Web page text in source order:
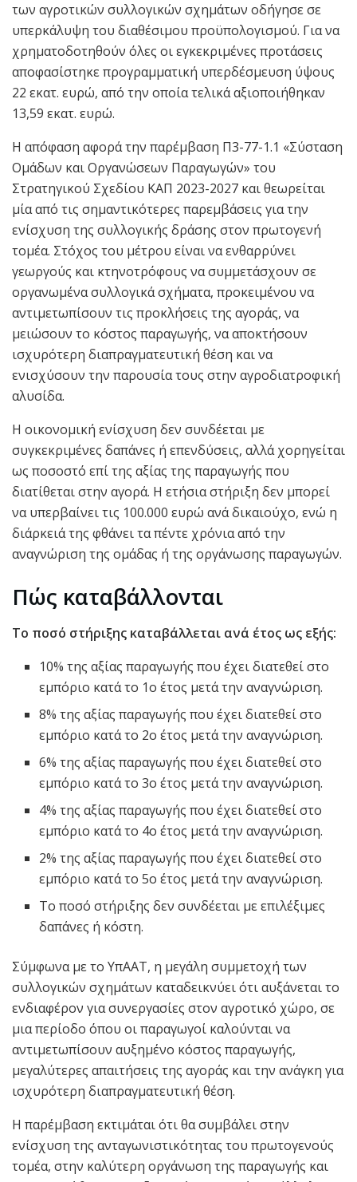
των αγροτικών συλλογικών σχημάτων οδήγησε σε
υπερκάλυψη του διαθέσιμου προϋπολογισμού. Για να
χρηματοδοτηθούν όλες οι εγκεκριμένες προτάσεις
αποφασίστηκε προγραμματική υπερδέσμευση ύψους
22 εκατ. ευρώ, από την οποία τελικά αξιοποιήθηκαν
13,59 εκατ. ευρώ.
Η απόφαση αφορά την παρέμβαση Π3-77-1.1 «Σύσταση
Ομάδων και Οργανώσεων Παραγωγών» του
Στρατηγικού Σχεδίου ΚΑΠ 2023-2027 και θεωρείται
μία από τις σημαντικότερες παρεμβάσεις για την
ενίσχυση της συλλογικής δράσης στον πρωτογενή
τομέα. Στόχος του μέτρου είναι να ενθαρρύνει
γεωργούς και κτηνοτρόφους να συμμετάσχουν σε
οργανωμένα συλλογικά σχήματα, προκειμένου να
αντιμετωπίσουν τις προκλήσεις της αγοράς, να
μειώσουν το κόστος παραγωγής, να αποκτήσουν
ισχυρότερη διαπραγματευτική θέση και να
ενισχύσουν την παρουσία τους στην αγροδιατροφική
αλυσίδα.
Η οικονομική ενίσχυση δεν συνδέεται με
συγκεκριμένες δαπάνες ή επενδύσεις, αλλά χορηγείται
ως ποσοστό επί της αξίας της παραγωγής που
διατίθεται στην αγορά. Η ετήσια στήριξη δεν μπορεί
να υπερβαίνει τις 100.000 ευρώ ανά δικαιούχο, ενώ η
διάρκειά της φθάνει τα πέντε χρόνια από την
αναγνώριση της ομάδας ή της οργάνωσης παραγωγών.
Πώς καταβάλλονται
Το ποσό στήριξης καταβάλλεται ανά έτος ως εξής:
10% της αξίας παραγωγής που έχει διατεθεί στο
εμπόριο κατά το 1ο έτος μετά την αναγνώριση.
8% της αξίας παραγωγής που έχει διατεθεί στο
εμπόριο κατά το 2ο έτος μετά την αναγνώριση.
6% της αξίας παραγωγής που έχει διατεθεί στο
εμπόριο κατά το 3ο έτος μετά την αναγνώριση.
4% της αξίας παραγωγής που έχει διατεθεί στο
εμπόριο κατά το 4ο έτος μετά την αναγνώριση.
2% της αξίας παραγωγής που έχει διατεθεί στο
εμπόριο κατά το 5ο έτος μετά την αναγνώριση.
Το ποσό στήριξης δεν συνδέεται με επιλέξιμες
δαπάνες ή κόστη.
Σύμφωνα με το ΥπΑΑΤ, η μεγάλη συμμετοχή των
συλλογικών σχημάτων καταδεικνύει ότι αυξάνεται το
ενδιαφέρον για συνεργασίες στον αγροτικό χώρο, σε
μια περίοδο όπου οι παραγωγοί καλούνται να
αντιμετωπίσουν αυξημένο κόστος παραγωγής,
μεγαλύτερες απαιτήσεις της αγοράς και την ανάγκη για
ισχυρότερη διαπραγματευτική θέση.
Η παρέμβαση εκτιμάται ότι θα συμβάλει στην
ενίσχυση της ανταγωνιστικότητας του πρωτογενούς
τομέα, στην καλύτερη οργάνωση της παραγωγής και